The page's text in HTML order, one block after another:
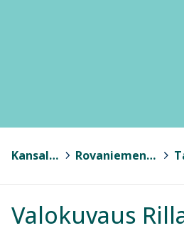
Kansalaisopistot > Rovaniemen kansalaisopisto
Valokuvaus